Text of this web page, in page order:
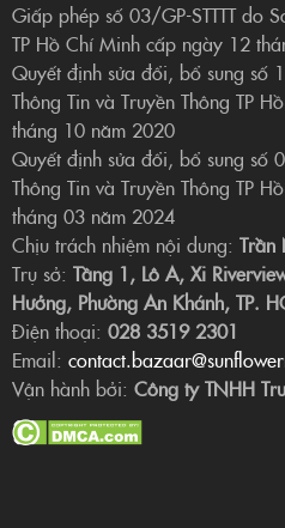
Giấp phép số 03/GP-STTTT do
TP Hồ Chí Minh cấp ngày 12
Quyết định sửa đổi, bổ sung số
Thông Tin và Truyền Thông TP
tháng 10 năm 2020
Quyết định sửa đổi, bổ sung số
Thông Tin và Truyền Thông TP
tháng 03 năm 2024
Chịu trách nhiệm nội dung: Trần
Trụ sở: Tầng 1, Lô A, Xi
Hưởng, Phường An Khánh, TP.
Điện thoại: 028 3519 2301
Email:
Vận hành bởi: Công ty TNHH